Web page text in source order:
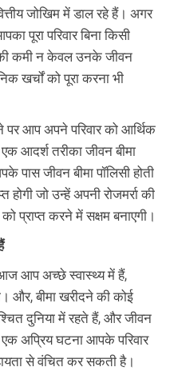
जोखिम में डाल रहे हैं। अगर
पूरा परिवार बिना किसी
कमी न केवल उनके जीवन
खर्चों को पूरा करना भी
पर आप अपने परिवार को आर्थिक
आदर्श तरीका जीवन बीमा
पास जीवन बीमा पॉलिसी होती
होगी जो उन्हें अपनी रोजमर्रा की
प्राप्त करने में सक्षम बनाएगी।
आप अच्छे स्वास्थ्य में हैं,
और, बीमा खरीदने की कोई
दुनिया में रहते हैं, और जीवन
अप्रिय घटना आपके परिवार
से वंचित कर सकती है।